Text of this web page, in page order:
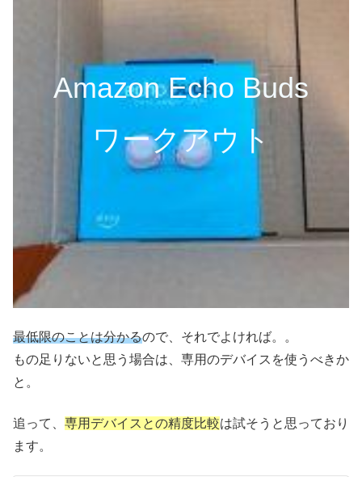
Amazon Echo Buds
ワークアウト
最低限のことは分かるので、それでよければ。。
もの足りないと思う場合は、専用のデバイスを使うべきか
と。
追って、 専用デバイスとの精度比較は試そうと思っており
ます。